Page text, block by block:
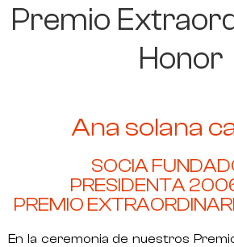
Premio
Honor
Ana solana
SOCIA
PRESIDENTA
PREMIO
En la ceremonia de nuestros